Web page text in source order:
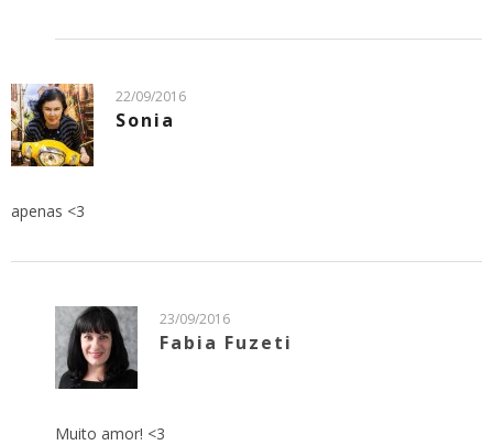
22/09/2016
Sonia
apenas <3
23/09/2016
Fabia Fuzeti
Muito amor! <3